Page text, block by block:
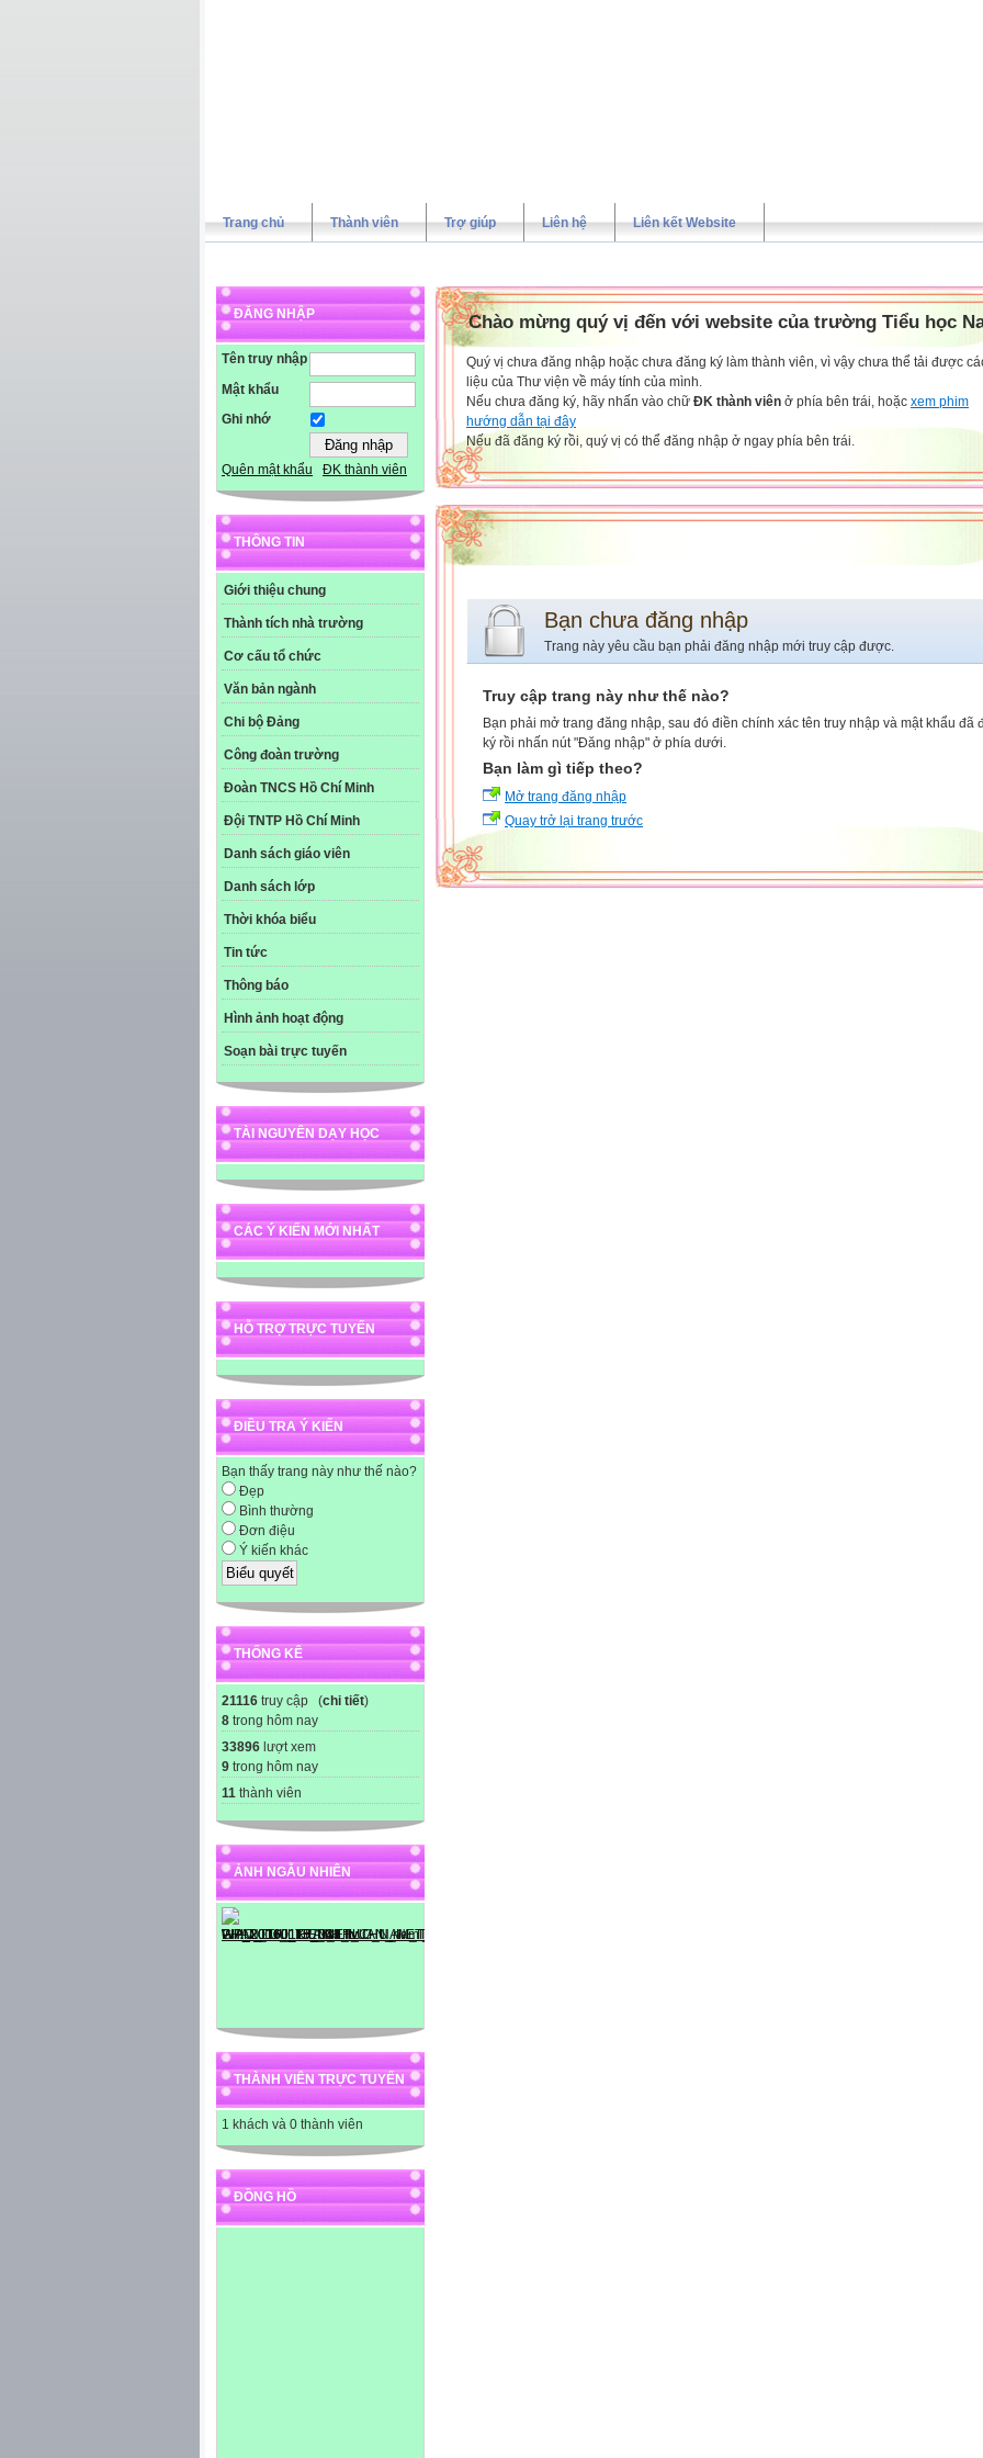
Trang chủ Thành viên Trợ giúp Liên hệ Liên kết Website
ĐĂNG NHẬP
Tên truy nhập
Mật khẩu
Ghi nhớ
Quên mật khẩu ĐK thành viên
THÔNG TIN
Giới thiệu chung
Thành tích nhà trường
Cơ cấu tổ chức
Văn bản ngành
Chi bộ Đảng
Công đoàn trường
Đoàn TNCS Hồ Chí Minh
Đội TNTP Hồ Chí Minh
Danh sách giáo viên
Danh sách lớp
Thời khóa biểu
Tin tức
Thông báo
Hình ảnh hoạt động
Soạn bài trực tuyến
TÀI NGUYÊN DẠY HỌC
CÁC Ý KIẾN MỚI NHẤT
HỖ TRỢ TRỰC TUYẾN
ĐIỀU TRA Ý KIẾN
Bạn thấy trang này như thế nào?
Đẹp
Bình thường
Đơn điệu
Ý kiến khác
THỐNG KÊ
21116 truy cập (chi tiết)
8 trong hôm nay
33896 lượt xem
9 trong hôm nay
11 thành viên
ẢNH NGẪU NHIÊN
THÀNH VIÊN TRỰC TUYẾN
1 khách và 0 thành viên
ĐỒNG HỒ
Chào mừng quý vị đến với website của trường Tiểu học
Quý vị chưa đăng nhập hoặc chưa đăng ký làm thành viên, vì vậy chưa thể tải được
liệu của Thư viện về máy tính của mình.
Nếu chưa đăng ký, hãy nhấn vào chữ ĐK thành viên ở phía bên trái, hoặc xem phim
hướng dẫn tại đây
Nếu đã đăng ký rồi, quý vị có thể đăng nhập ở ngay phía bên trái.
Bạn chưa đăng nhập
Trang này yêu cầu bạn phải đăng nhập mới truy cập được.
Truy cập trang này như thế nào?
Bạn phải mở trang đăng nhập, sau đó điền chính xác tên truy nhập và mật khẩu đã
ký rồi nhấn nút "Đăng nhập" ở phía dưới.
Bạn làm gì tiếp theo?
Mở trang đăng nhập
Quay trở lại trang trước